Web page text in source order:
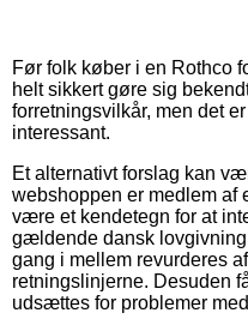
Før folk køber i en Rothco
helt sikkert gøre sig
forretningsvilkår, men det
interessant.
Et alternativt forslag kan
webshoppen er medlem
være et kendetegn for at
gældende dansk
gang i mellem revurderes
retningslinjerne. Desuden
udsættes for problemer